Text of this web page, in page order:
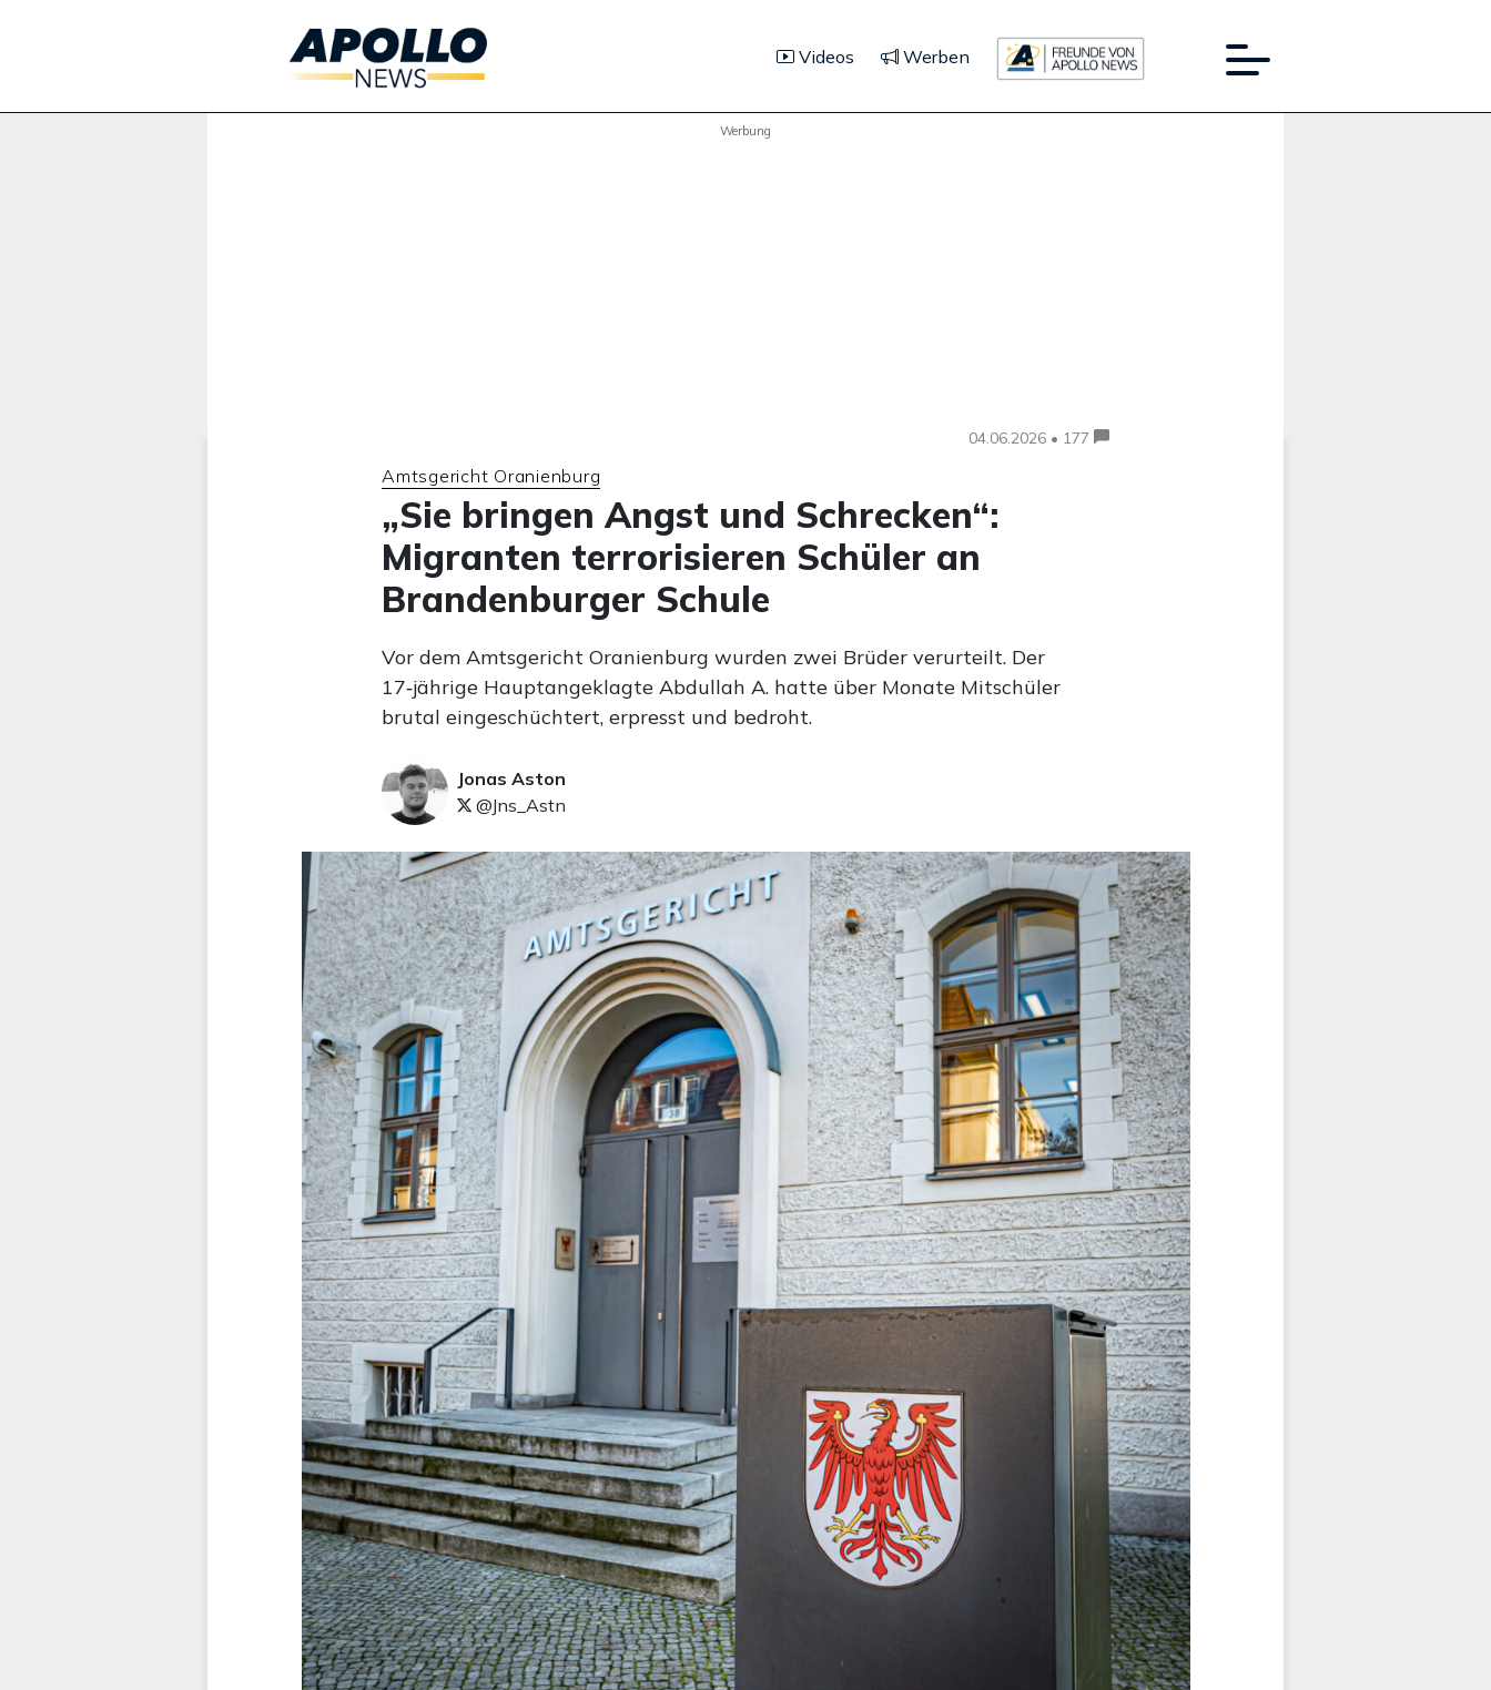
Videos Werben
Werbung
04.06.2026 • 177
Amtsgericht Oranienburg
„Sie bringen Angst und Schrecken“:
Migranten terrorisieren Schüler an
Brandenburger Schule
Vor dem Amtsgericht Oranienburg wurden zwei Brüder verurteilt. Der
17‑jährige Hauptangeklagte Abdullah A. hatte über Monate Mitschüler
brutal eingeschüchtert, erpresst und bedroht.
Jonas Aston
@Jns_Astn